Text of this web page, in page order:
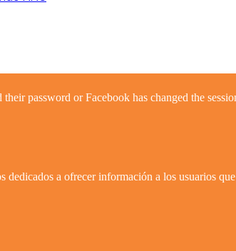
password or Facebook has changed the
a ofrecer información a los usuarios